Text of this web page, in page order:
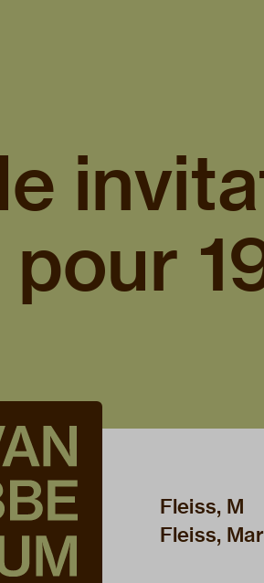
Fleiss, M
Fleiss,